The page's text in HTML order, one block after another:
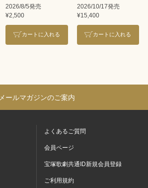
REVUE 2026
2026/8/5発売
¥2,500
カートに入れる
2026/10/17発売
¥15,400
カートに入れる
メールマガジンのご案内
よくあるご質問
会員ページ
宝塚歌劇共通ID新規会員登録
ご利用規約